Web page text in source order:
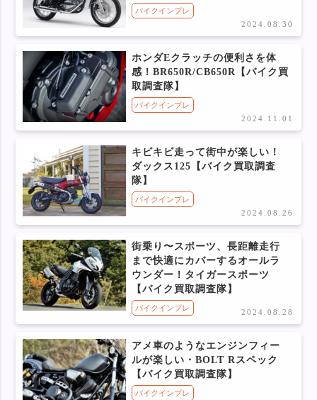
バイクインプレ
2024.08.30
ホンダEクラッチの便利さを体
感！BR650R/CB650R【バイク買
取調査隊】
バイクインプレ
2024.11.01
キビキビ走って街中が楽しい！
ダックス125【バイク買取調査
隊】
バイクインプレ
2024.08.26
街乗り〜スポーツ、長距離走行
まで快適にカバーするオールラ
ウンダー！タイガースポーツ
【バイク買取調査隊】
バイクインプレ
2024.08.28
アメ車のようなエンジンフィー
ルが楽しい・BOLT Rスペック
【バイク買取調査隊】
バイクインプレ